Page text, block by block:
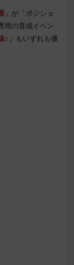
」 が「ポジショ
用の育成イベン
」
もいずれも優